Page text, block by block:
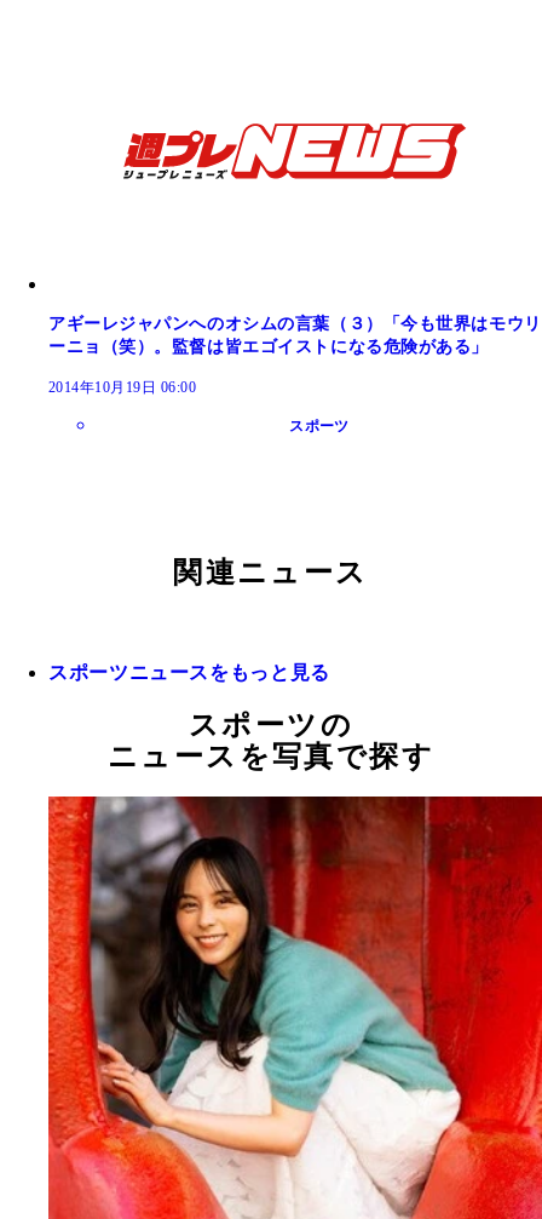
アギーレジャパンへのオシムの言葉（３）「今も世界はモウリ
ーニョ（笑）。監督は皆エゴイストになる危険がある」
2014年10月19日 06:00
スポーツ
関連ニュース
スポーツニュースをもっと見る
スポーツの
ニュースを写真で探す